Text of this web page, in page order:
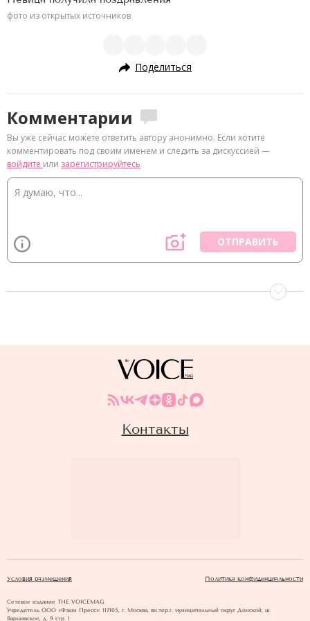
фото из открытых источников
Поделиться
Комментарии
Вы уже сейчас можете ответить автору анонимно. Если хотите
комментировать под своим именем и следить за дискуссией —
войдите или зарегистрируйтесь
ОТПРАВИТЬ
Контакты
Условия размещения Политика конфиденциальности
Сетевое издание THE VOICEMAG
Учредитель ООО «Фэшн Пресс»: 117105, г. Москва, вн.тер.г. муниципальный округ Донской, ш
Варшавское, д. 9 стр. 1